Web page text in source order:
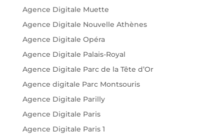
Agence Digitale Muette
Agence Digitale Nouvelle Athènes
Agence Digitale Opéra
Agence Digitale Palais-Royal
Agence Digitale Parc de la Tête d’Or
Agence digitale Parc Montsouris
Agence Digitale Parilly
Agence Digitale Paris
Agence Digitale Paris 1